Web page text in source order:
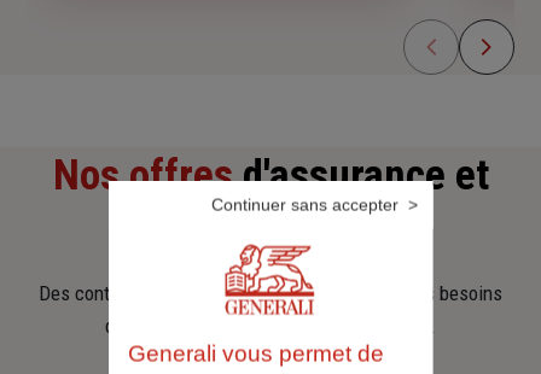
Nos offresd'assurance et
d'épargne
Des contrats clairs et flexibles pour sécuriser vos besoins
d’aujourd’hui et anticiper ceux de demain.
Generali vous permet de
Continuer sans accepter